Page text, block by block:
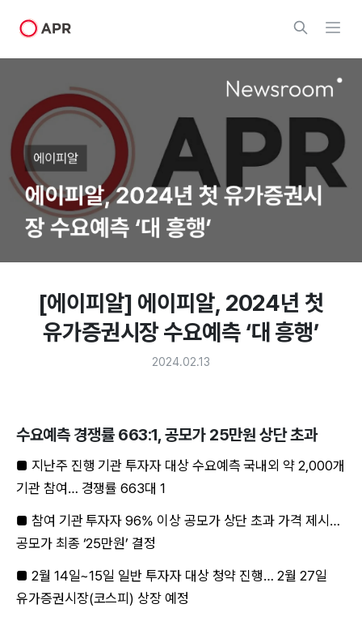
[에이피알] 에이피알, 2024년 첫
유가증권시장 수요예측 ‘대 흥행’
2024.02.13
수요예측 경쟁률 663:1, 공모가 25만원 상단 초과
■ 지난주 진행 기관 투자자 대상 수요예측 국내외 약 2,000개
기관 참여… 경쟁률 663대 1​
■ 참여 기관 투자자 96% 이상 공모가 상단 초과 가격 제시…
공모가 최종 ‘25만원’ 결정
■ 2월 14일~15일 일반 투자자 대상 청약 진행… 2월 27일
유가증권시장(코스피) 상장 예정​